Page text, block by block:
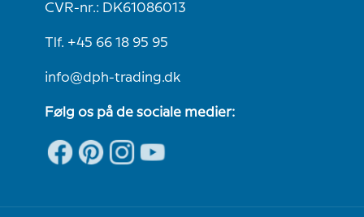
CVR-nr.: DK61086013
Tlf. +45 66 18 95 95
info@dph-trading.dk
Følg os på de sociale medier: